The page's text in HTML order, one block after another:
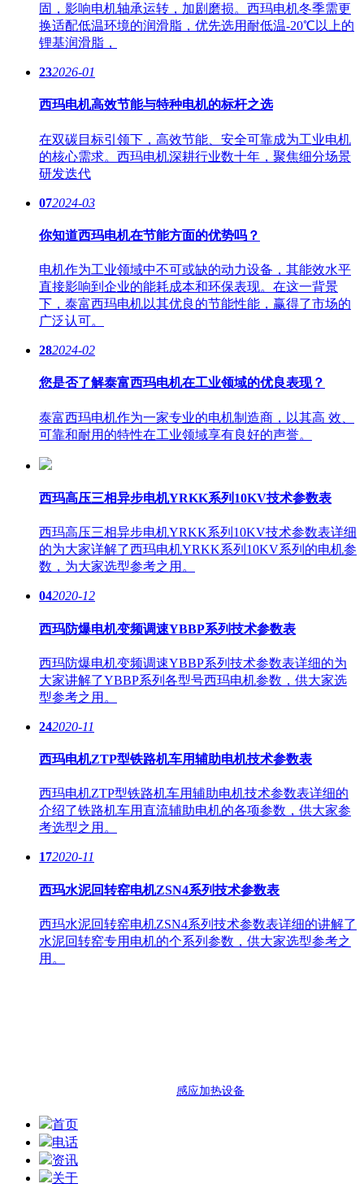
固，影响电机轴承运转，加剧磨损。西玛电机冬季需更
换适配低温环境的润滑脂，优先选用耐低温-20℃以上的
锂基润滑脂，
232026-01
西玛电机高效节能与特种电机的标杆之选
在双碳目标引领下，高效节能、安全可靠成为工业电机
的核心需求。西玛电机深耕行业数十年，聚焦细分场景
研发迭代
072024-03
你知道西玛电机在节能方面的优势吗？
电机作为工业领域中不可或缺的动力设备，其能效水平
直接影响到企业的能耗成本和环保表现。在这一背景
下，泰富西玛电机以其优良的节能性能，赢得了市场的
广泛认可。
282024-02
您是否了解泰富西玛电机在工业领域的优良表现？
泰富西玛电机作为一家专业的电机制造商，以其高 效、
可靠和耐用的特性在工业领域享有良好的声誉。
西玛高压三相异步电机YRKK系列10KV技术参数表
西玛高压三相异步电机YRKK系列10KV技术参数表详细
的为大家详解了西玛电机YRKK系列10KV系列的电机参
数，为大家选型参考之用。
042020-12
西玛防爆电机变频调速YBBP系列技术参数表
西玛防爆电机变频调速YBBP系列技术参数表详细的为
大家讲解了YBBP系列各型号西玛电机参数，供大家选
型参考之用。
242020-11
西玛电机ZTP型铁路机车用辅助电机技术参数表
西玛电机ZTP型铁路机车用辅助电机技术参数表详细的
介绍了铁路机车用直流辅助电机的各项参数，供大家参
考选型之用。
172020-11
西玛水泥回转窑电机ZSN4系列技术参数表
西玛水泥回转窑电机ZSN4系列技术参数表详细的讲解了
水泥回转窑专用电机的个系列参数，供大家选型参考之
用。
感应加热设备
首页
电话
资讯
关于